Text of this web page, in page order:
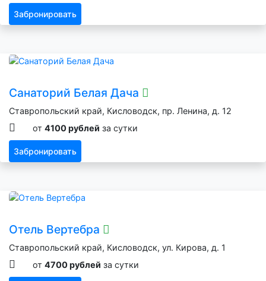
Забронировать
Санаторий Белая Дача
Ставропольский край, Кисловодск, пр. Ленина, д. 12
от 4100 рублей за сутки
Забронировать
Отель Вертебра
Ставропольский край, Кисловодск, ул. Кирова, д. 1
от 4700 рублей за сутки